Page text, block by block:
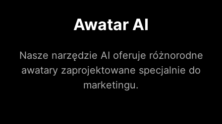
Awatar AI
Nasze narzędzie AI oferuje różnorodne
awatary zaprojektowane specjalnie do
marketingu.